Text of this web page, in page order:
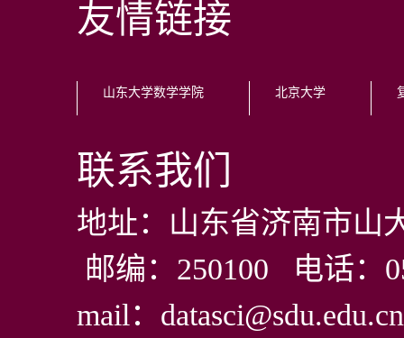
友情链接
山东大学数学学院 北京大学
联系我们
地址：山东省济南市山
邮编：250100 电话：
mail：datasci@sdu.edu.cn